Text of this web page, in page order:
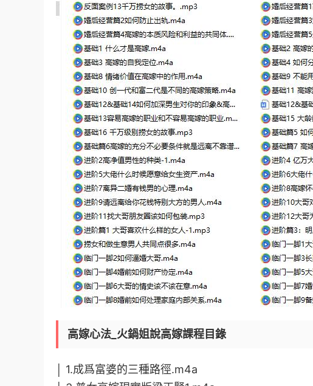
高嫁心法_火鍋姐說高嫁課程目錄
│ 1.成爲富婆的三種路徑.m4a